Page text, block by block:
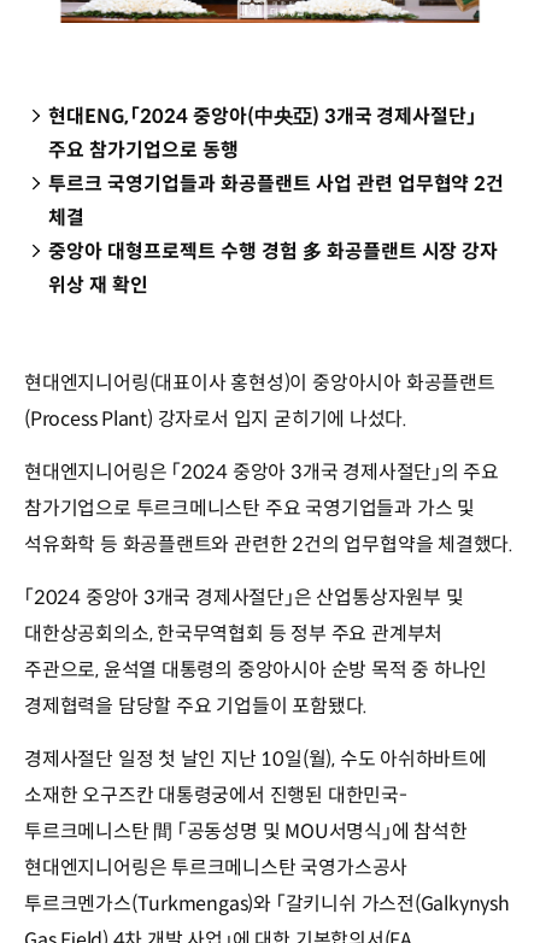
현대ENG,「2024 중앙아(中央亞) 3개국 경제사절단」
주요 참가기업으로 동행
투르크 국영기업들과 화공플랜트 사업 관련 업무협약 2건
체결
중앙아 대형프로젝트 수행 경험 多 화공플랜트 시장 강자
위상 재 확인
현대엔지니어링(대표이사 홍현성)이 중앙아시아 화공플랜트
(Process Plant) 강자로서 입지 굳히기에 나섰다.
현대엔지니어링은 「2024 중앙아 3개국 경제사절단」의 주요
참가기업으로 투르크메니스탄 주요 국영기업들과 가스 및
석유화학 등 화공플랜트와 관련한 2건의 업무협약을 체결했다.
「2024 중앙아 3개국 경제사절단」은 산업통상자원부 및
대한상공회의소, 한국무역협회 등 정부 주요 관계부처
주관으로, 윤석열 대통령의 중앙아시아 순방 목적 중 하나인
경제협력을 담당할 주요 기업들이 포함됐다.
경제사절단 일정 첫 날인 지난 10일(월), 수도 아쉬하바트에
소재한 오구즈칸 대통령궁에서 진행된 대한민국-
투르크메니스탄 間 「공동성명 및 MOU서명식」에 참석한
현대엔지니어링은 투르크메니스탄 국영가스공사
투르크멘가스(Turkmengas)와 「갈키니쉬 가스전(Galkynysh